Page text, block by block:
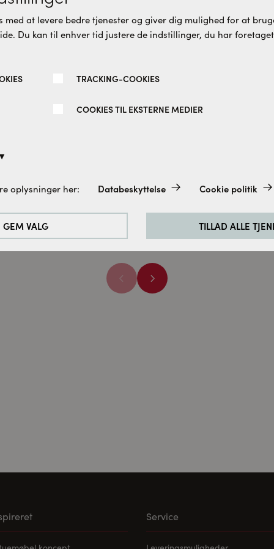
med at levere bedre tjenester og giver dig mulighed for at
Du kan til enhver tid justere de indstillinger, du har
TRACKING-COOKIES
COOKIES TIL EKSTERNE MEDIER
aktiveret, da de er absolut nødvendige for de
vores hjemmeside analyserer vi de besøgendes adfærd.
til Google Analytics (delvist via Google Tag Manager).
oplysninger her: Databeskyttelse Cookie politik
GEM VALG TILLAD ALLE
Cassøe
Service